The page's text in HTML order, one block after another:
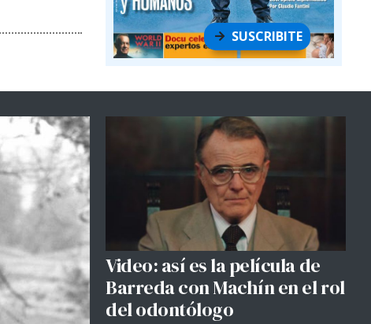
SUSCRIBITE
Video: así es la película de
Barreda con Machín en el rol
del odontólogo